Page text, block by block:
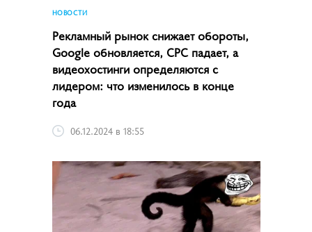
НОВОСТИ
Рекламный рынок снижает обороты,
Google обновляется, CPC падает, а
видеохостинги определяются с
лидером: что изменилось в конце
года
06.12.2024 в 18:55